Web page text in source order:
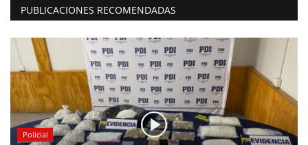
PUBLICACIONES RECOMENDADAS
Policial